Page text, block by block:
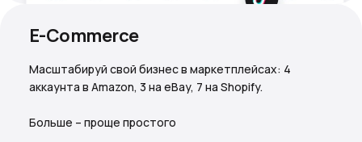
E-Commerce
Масштабируй свой бизнес в маркетплейсах: 4
аккаунта в Amazon, 3 на eBay, 7 на Shopify.
Больше – проще простого